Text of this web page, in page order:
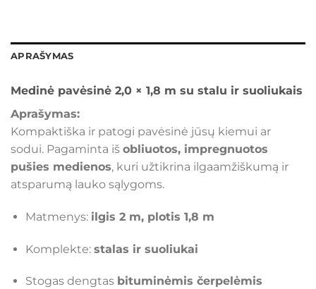
APRAŠYMAS
Medinė pavėsinė 2,0 × 1,8 m su stalu ir suoliukais
Aprašymas:
Kompaktiška ir patogi pavėsinė jūsų kiemui ar
sodui. Pagaminta iš obliuotos, impregnuotos
pušies medienos, kuri užtikrina ilgaamžiškumą ir
atsparumą lauko sąlygoms.
Matmenys: ilgis 2 m, plotis 1,8 m
Komplekte: stalas ir suoliukai
Stogas dengtas bituminėmis čerpelėmis